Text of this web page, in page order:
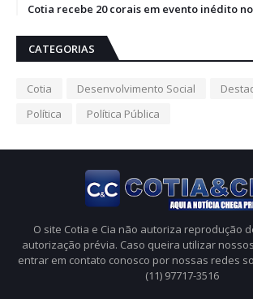
Cotia recebe 20 corais em evento inédito
CATEGORIAS
Cotia Desenvolvimento Social
Política
Política Pública
O site Cotia e Cia não autoriza reprodução
autorização prévia. Caso queira utilizar
entrar em contato conosco por nossas redes
(11) 97717-3516